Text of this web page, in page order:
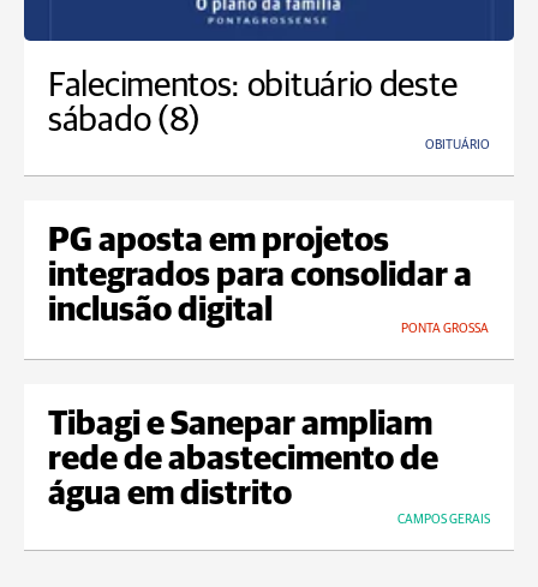
Falecimentos: obituário deste
sábado (8)
OBITUÁRIO
PG aposta em projetos
integrados para consolidar a
inclusão digital
PONTA GROSSA
Tibagi e Sanepar ampliam
rede de abastecimento de
água em distrito
CAMPOS GERAIS